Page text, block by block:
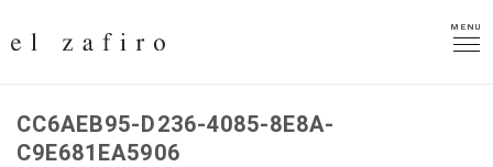
MENU
MENU
CC6AEB95-D236-4085-8E8A-
C9E681EA5906